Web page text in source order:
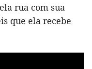
rua com sua
que ela recebe